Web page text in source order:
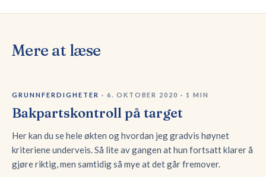
Mere at læse
GRUNNFERDIGHETER · 6. OKTOBER 2020 ·1 MIN
Bakpartskontroll på target
Her kan du se hele økten og hvordan jeg gradvis høynet
kriteriene underveis. Så lite av gangen at hun fortsatt klarer å
gjøre riktig, men samtidig så mye at det går fremover.